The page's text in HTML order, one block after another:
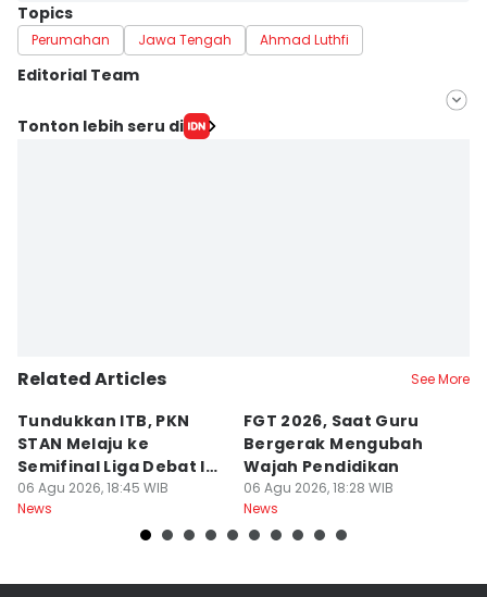
Topics
Perumahan Jawa Tengah Ahmad Luthfi
Editorial Team
Editor
Tonton lebih seru di
Related Articles See More
Tundukkan ITB, PKN
STAN Melaju ke
Semifinal Liga Debat IDN
Times 2026
06 Agu 2026, 18:45 WIB
News
FGT 2026, Saat Guru
Bergerak Mengubah
Wajah Pendidikan
06 Agu 2026, 18:28 WIB
News